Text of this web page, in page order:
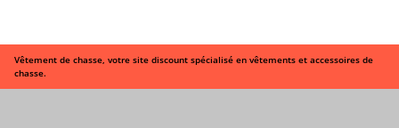
Vêtement de chasse, votre site discount spécialisé en vêtements et accessoires de
chasse.